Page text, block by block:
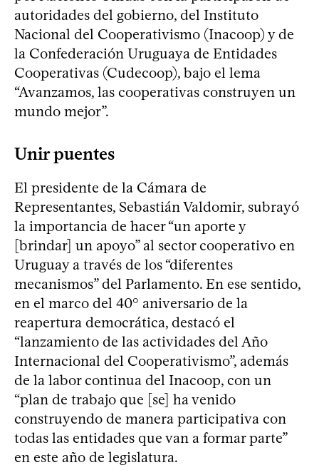
autoridades del gobierno, del Instituto
Nacional del Cooperativismo (Inacoop) y de
la Confederación Uruguaya de Entidades
Cooperativas (Cudecoop), bajo el lema
“Avanzamos, las cooperativas construyen un
mundo mejor”.
Unir puentes
El presidente de la Cámara de
Representantes, Sebastián Valdomir, subrayó
la importancia de hacer “un aporte y
[brindar] un apoyo” al sector cooperativo en
Uruguay a través de los “diferentes
mecanismos” del Parlamento. En ese sentido,
en el marco del 40° aniversario de la
reapertura democrática, destacó el
“lanzamiento de las actividades del Año
Internacional del Cooperativismo”, además
de la labor continua del Inacoop, con un
“plan de trabajo que [se] ha venido
construyendo de manera participativa con
todas las entidades que van a formar parte”
en este año de legislatura.